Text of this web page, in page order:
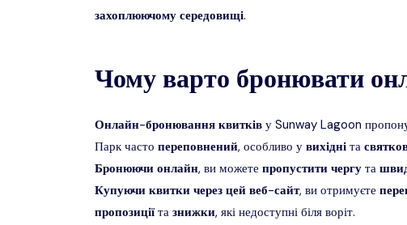
захоплюючому середовищі.
Чому варто бронювати
Онлайн-бронювання квитків у Sunway Lagoon
Парк часто переповнений, особливо у вихідні та
Бронюючи онлайн, ви можете пропустити чергу та
Купуючи квитки через цей веб-сайт, ви отримуєте
пропозиціїта знижки, які недоступні біля воріт.